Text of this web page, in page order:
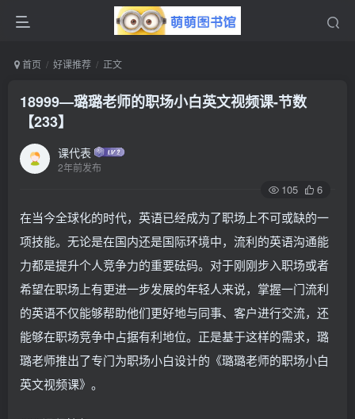
首页 好课推荐 正文
18999—璐璐老师的职场小白英文视频课-节数
【233】
课代表
2年前发布
105 6
在当今全球化的时代，英语已经成为了职场上不可或缺的一
项技能。无论是在国内还是国际环境中，流利的英语沟通能
力都是提升个人竞争力的重要砝码。对于刚刚步入职场或者
希望在职场上有更进一步发展的年轻人来说，掌握一门流利
的英语不仅能够帮助他们更好地与同事、客户进行交流，还
能够在职场竞争中占据有利地位。正是基于这样的需求，璐
璐老师推出了专门为职场小白设计的《璐璐老师的职场小白
英文视频课》。